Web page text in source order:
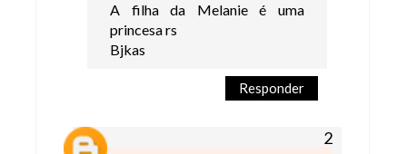
A filha da Melanie é uma
princesa rs
Bjkas
Responder